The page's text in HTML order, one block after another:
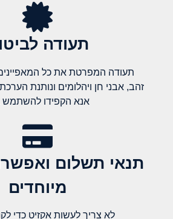
תעודה
תעודה המפרטת את כל
זהב, אבני חן ויהלומים ונותנת
אנא הקפידו להשתמש
תנאי תשלום
מיוחדים
לא צריך לעשות אקזיט כדי